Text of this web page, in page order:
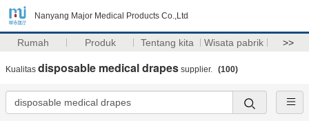
Nanyang Major Medical Products Co.,Ltd
Rumah Produk Tentang kita Wisata pabrik >>
Kualitas disposable medical drapes supplier. (100)